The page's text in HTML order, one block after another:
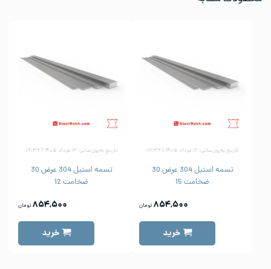
تاریخ به‌روزرسانی: ۱۲ مرداد ۱۴۰۵ | ۱۶:۳۶
تسمه استیل 304 عرض 30
ضخامت 15
۸۵۴,۵۰۰ تومان
خرید
تاریخ به‌روزرسانی: ۱۲ مرداد ۱۴۰۵ | ۱۶:۳۶
تسمه استیل 304 عرض 30
ضخامت 12
۸۵۴,۵۰۰ تومان
خرید